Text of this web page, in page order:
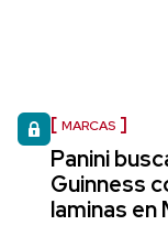
MARCAS
Panini
Guinness
laminas en